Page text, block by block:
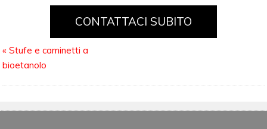
CONTATTACI SUBITO
«Stufe e caminetti a
bioetanolo